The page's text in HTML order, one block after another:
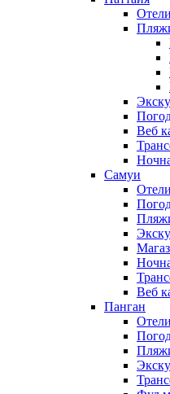
Веб
Самуи
Веб
Панган